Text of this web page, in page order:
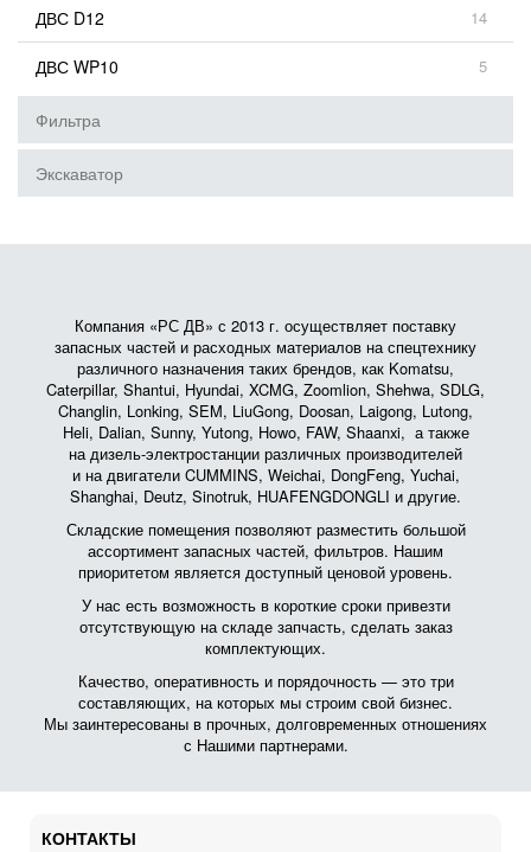
ДВС D12 14
ДВС WP10 5
Фильтра
Экскаватор
Компания «РС ДВ» с 2013 г. осуществляет поставку
запасных частей и расходных материалов на спецтехнику
различного назначения таких брендов, как Komatsu,
Caterpillar, Shantui, Hyundai, XCMG, Zoomlion, Shehwa, SDLG,
Changlin, Lonking, SEM, LiuGong, Doosan, Laigong, Lutong,
Heli, Dalian, Sunny, Yutong, Howo, FAW, Shaanxi, а также
на дизель-электростанции различных производителей
и на двигатели CUMMINS, Weichai, DongFeng, Yuchai,
Shanghai, Deutz, Sinotruk, HUAFENGDONGLI и другие.
Складские помещения позволяют разместить большой
ассортимент запасных частей, фильтров. Нашим
приоритетом является доступный ценовой уровень.
У нас есть возможность в короткие сроки привезти
отсутствующую на складе запчасть, сделать заказ
комплектующих.
Качество, оперативность и порядочность — это три
составляющих, на которых мы строим свой бизнес.
Мы заинтересованы в прочных, долговременных отношениях
с Нашими партнерами.
КОНТАКТЫ